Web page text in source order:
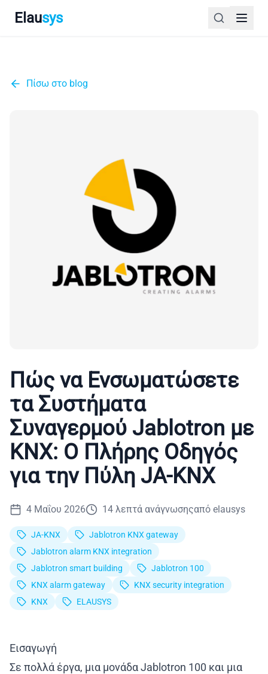
Elausys
Πίσω στο blog
Πώς να Ενσωματώσετε
τα Συστήματα
Συναγερμού Jablotron με
KNX: Ο Πλήρης Οδηγός
για την Πύλη JA-KNX
4 Μαΐου 2026 14 λεπτά ανάγνωσηςαπό elausys
JA-KNX
Jablotron KNX gateway
Jablotron alarm KNX integration
Jablotron smart building
Jablotron 100
KNX alarm gateway
KNX security integration
KNX
ELAUSYS
Εισαγωγή
Σε πολλά έργα, μια μονάδα Jablotron 100 και μια